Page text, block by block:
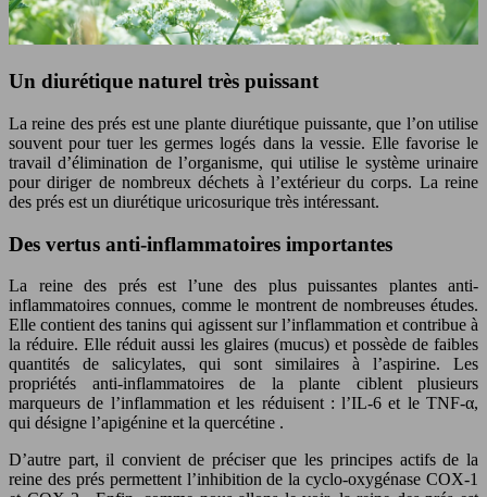
Un diurétique naturel très puissant
La reine des prés est une plante diurétique puissante, que l’on utilise
souvent pour tuer les germes logés dans la vessie. Elle favorise le
travail d’élimination de l’organisme, qui utilise le système urinaire
pour diriger de nombreux déchets à l’extérieur du corps. La reine
des prés est un diurétique uricosurique très intéressant.
Des vertus anti-inflammatoires importantes
La reine des prés est l’une des plus puissantes plantes anti-
inflammatoires connues, comme le montrent de nombreuses études.
Elle contient des tanins qui agissent sur l’inflammation et contribue à
la réduire. Elle réduit aussi les glaires (mucus) et possède de faibles
quantités de salicylates, qui sont similaires à l’aspirine. Les
propriétés anti-inflammatoires de la plante ciblent plusieurs
marqueurs de l’inflammation et les réduisent : l’IL-6 et le TNF-α,
qui désigne l’apigénine et la quercétine .
D’autre part, il convient de préciser que les principes actifs de la
reine des prés permettent l’inhibition de la cyclo-oxygénase COX-1